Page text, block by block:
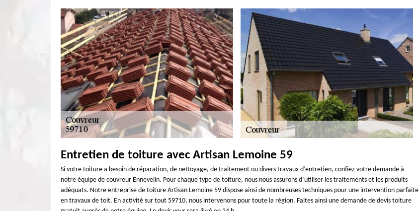
Entretien de toiture avec Artisan Lemoine 59
Si votre toiture a besoin de réparation, de nettoyage, de traitement ou divers travaux d’entretien, confiez votre demande à
notre équipe de couvreur Ennevelin. Pour chaque type de toiture, nous nous assurons d’utiliser les traitements et les produits
adéquats. Notre entreprise de toiture Artisan Lemoine 59 dispose ainsi de nombreuses techniques pour une intervention parfaite
en travaux de toit. En activité sur tout 59710, nous intervenons pour toute la région. Faites ainsi une demande de devis toiture